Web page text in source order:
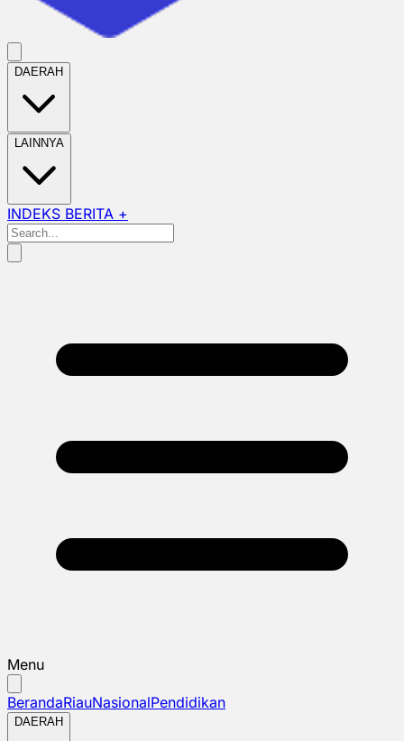
DAERAH
LAINNYA
INDEKS BERITA +
Menu
BerandaRiauNasionalPendidikan
DAERAH